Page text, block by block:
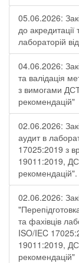
05.06.2026:
до акредитації
лабораторій
04.06.2026:
та валідація
з вимогами
рекомендацій"
02.06.2026:
аудит в
17025:2019 з
19011:2019,
рекомендацій".
02.06.2026:
та фахівців
ISO/IEC
19011:2019,
рекомендацій"